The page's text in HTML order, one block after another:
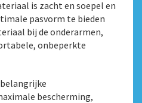
is zacht en soepel en
pasvorm te bieden
bij de onderarmen,
onbeperkte
bescherming,